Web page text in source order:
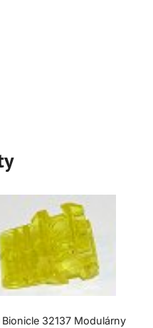
Bionicle 32137 Modulárny